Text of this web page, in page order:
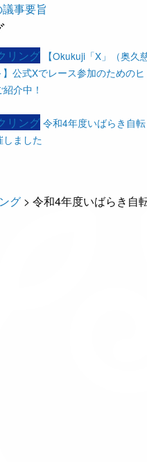
事要旨
リング 【Okukuji「X」（奥久
公式Xでレース参加のためのヒ
介中！
リング令和4年度いばらき自転
ました
グ > 令和4年度いばらき自